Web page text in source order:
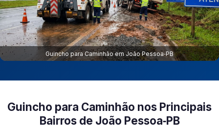
Guincho para Caminhão em João Pessoa‑PB
Guincho para Caminhão nos Principais
Bairros de João Pessoa‑PB